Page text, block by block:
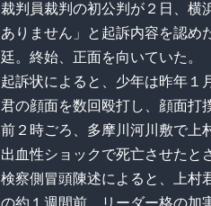
裁判員裁判の初公判が２日、横
ありません」と起訴内容を認め
廷。終始、正面を向いていた。
起訴状によると、少年は昨年１
君の顔面を数回殴打し、顔面打
前２時ごろ、多摩川河川敷で上
出血性ショックで死亡させたと
検察側冒頭陳述によると、上村